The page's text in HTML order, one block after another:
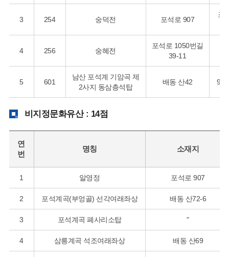
3 254 숭덕전 포석로 907
조
4 256 숭혜전
포석로 1050번길
39-11
5 601
남산 포석계 기암곡 제
2사지 동삼층석탑
배동 산42 9c
비지정문화유산 : 14점
연
번
명칭 소재지
1 알영정 포석로 907
2 포석계곡(부엉골) 선각여래좌상 배동 산72-6
3 포석계곡 폐사리소탑 "
4 삼릉계곡 석조여래좌상 배동 산69